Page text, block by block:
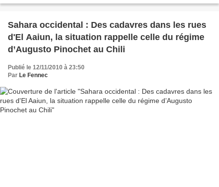
Sahara occidental : Des cadavres dans les rues
d'El Aaiun, la situation rappelle celle du régime
d’Augusto Pinochet au Chili
Publié le 12/11/2010 à 23:50
Par Le Fennec